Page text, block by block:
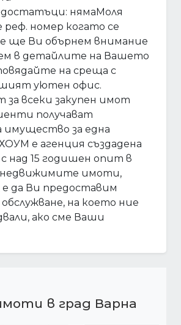
нямаМоля
номер когато се
ще Ви обърнем внимание
в детайлите на Вашето
на среща с
уютен офис.
за всеки закупен имот
получават
имущество за една
е агенция създадена
над 15 годишен опит в
недвижимите имоти,
да Ви предоставим
на което ние
ако сме Ваши
в град Варна